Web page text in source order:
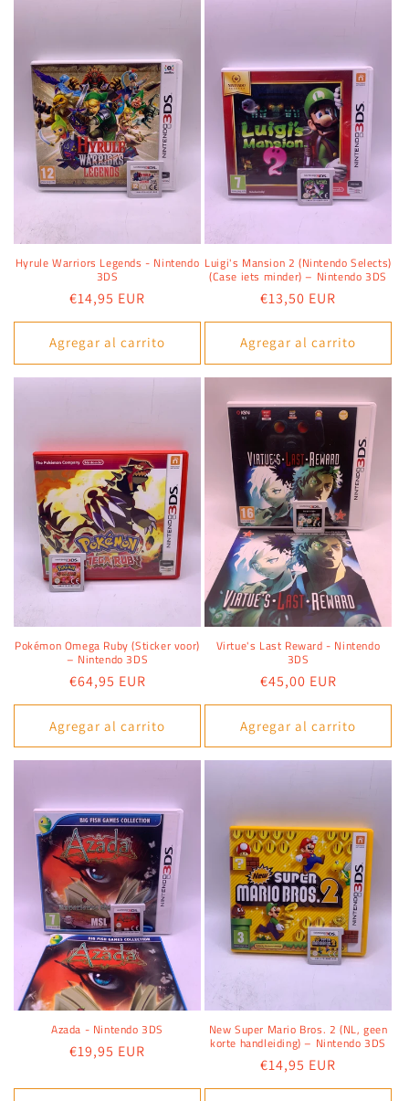
Hyrule Warriors Legends - Nintendo
3DS
Precio
habitual
€14,95 EUR
Agregar al carrito
Luigi's Mansion 2 (Nintendo Selects)
(Case iets minder) – Nintendo 3DS
Precio
habitual
€13,50 EUR
Agregar al carrito
Pokémon Omega Ruby (Sticker voor)
– Nintendo 3DS
Precio
habitual
€64,95 EUR
Agregar al carrito
Virtue's Last Reward - Nintendo
3DS
Precio
habitual
€45,00 EUR
Agregar al carrito
Azada - Nintendo 3DS
Precio
€19,95 EUR
New Super Mario Bros. 2 (NL, geen
korte handleiding) – Nintendo 3DS
Precio
habitual
€14,95 EUR